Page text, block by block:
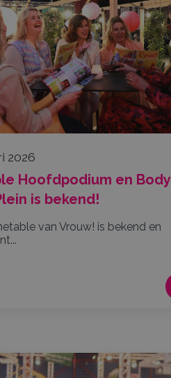
2026
Hoofdpodium en Body
is bekend!
van Vrouw! is bekend en